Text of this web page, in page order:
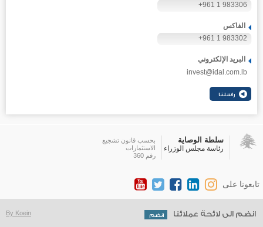
+961 1 983306
الفاكس
+961 1 983302
البريد الإلكتروني
invest@idal.com.lb
سلطة الوصاية
رئاسة مجلس الوزراء
بحسب قانون تشجيع
الاستثمارات
رقم 360
By Koein انضم الى لائحة عملائنا
تابعونا على